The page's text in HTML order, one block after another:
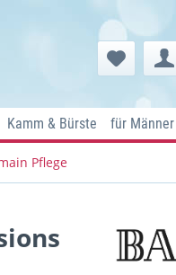
Kamm & Bürste für Männer
Pflege